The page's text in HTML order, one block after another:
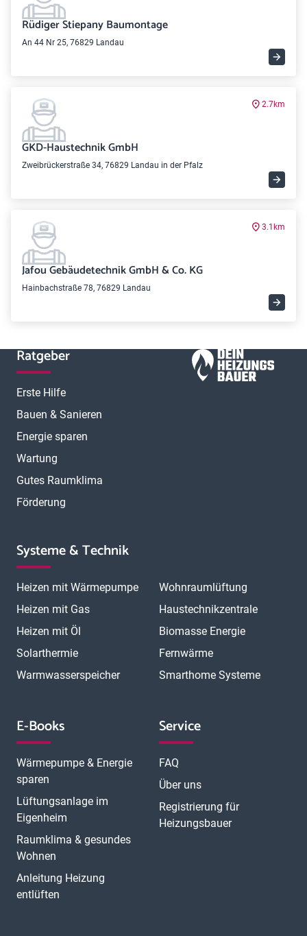
Rüdiger Stiepany Baumontage
An 44 Nr 25, 76829 Landau
2.7km
GKD-Haustechnik GmbH
Zweibrückerstraße 34, 76829 Landau in der Pfalz
3.1km
Jafou Gebäudetechnik GmbH & Co. KG
Hainbachstraße 78, 76829 Landau
Ratgeber
Erste Hilfe
Bauen & Sanieren
Energie sparen
Wartung
Gutes Raumklima
Förderung
Systeme & Technik
Heizen mit Wärmepumpe
Heizen mit Gas
Heizen mit Öl
Solarthermie
Warmwasserspeicher
Wohnraumlüftung
Haustechnikzentrale
Biomasse Energie
Fernwärme
Smarthome Systeme
E-Books
Wärmepumpe & Energie
sparen
Lüftungsanlage im
Eigenheim
Raumklima & gesundes
Wohnen
Anleitung Heizung
entlüften
Service
FAQ
Über uns
Registrierung für
Heizungsbauer